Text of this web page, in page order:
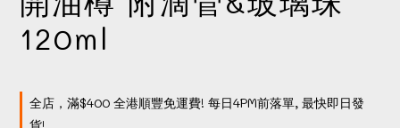
120ml
全店，滿$400 全港順豐免運費! 每日4PM前落單, 最快即日發